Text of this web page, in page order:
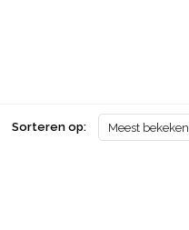
Sorteren op: Meest bekeken